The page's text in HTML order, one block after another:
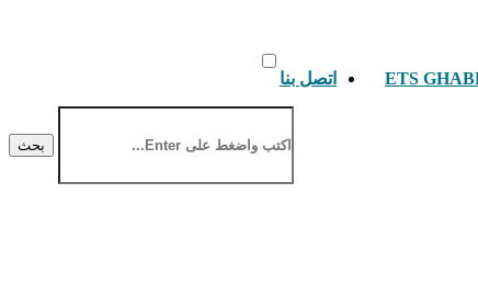
اتصل بنا
بحث